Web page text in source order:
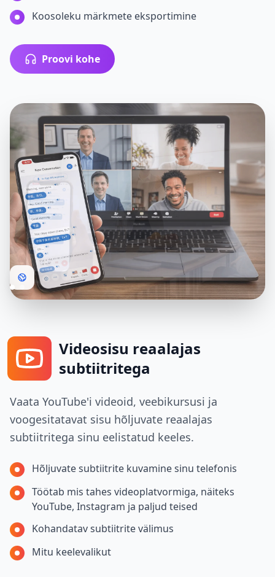
Koosoleku märkmete eksportimine
Proovi kohe
Videosisu reaalajas
subtiitritega
Vaata YouTube'i videoid, veebikursusi ja
voogesitatavat sisu hõljuvate reaalajas
subtiitritega sinu eelistatud keeles.
Hõljuvate subtiitrite kuvamine sinu telefonis
Töötab mis tahes videoplatvormiga, näiteks
YouTube, Instagram ja paljud teised
Kohandatav subtiitrite välimus
Mitu keelevalikut